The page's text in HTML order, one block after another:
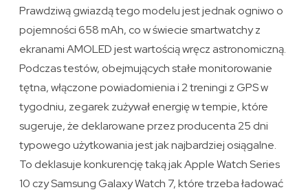
Prawdziwą gwiazdą tego modelu jest jednak ogniwo o
pojemności 658 mAh, co w świecie smartwatchy z
ekranami AMOLED jest wartością wręcz astronomiczną.
Podczas testów, obejmujących stałe monitorowanie
tętna, włączone powiadomienia i 2 treningi z GPS w
tygodniu, zegarek zużywał energię w tempie, które
sugeruje, że deklarowane przez producenta 25 dni
typowego użytkowania jest jak najbardziej osiągalne.
To deklasuje konkurencję taką jak Apple Watch Series
10 czy Samsung Galaxy Watch 7, które trzeba ładować